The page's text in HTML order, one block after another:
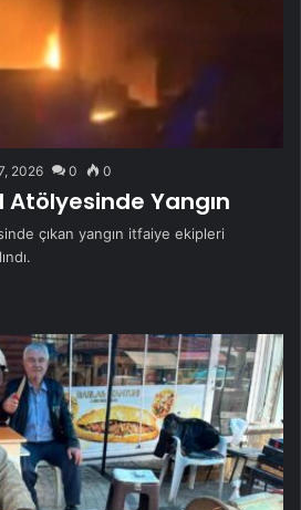
2026 0 0
Atölyesinde Yangın
çıkan yangın itfaiye ekipleri